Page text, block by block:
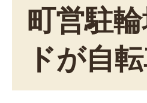
町営駐
ドが自